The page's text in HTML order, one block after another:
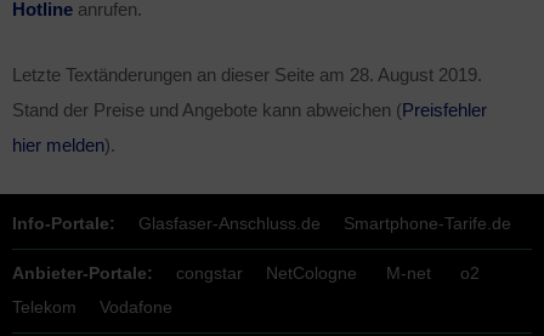
Hotline anrufen.
Letzte Textänderungen an dieser Seite am 28. August 2019.
Stand der Preise und Angebote kann abweichen (Preisfehler
hier melden).
Info-Portale: Glasfaser-Anschluss.de Smartphone-Tarife.de
Anbieter-Portale: congstar NetCologne M-net
o2
Telekom
Vodafone